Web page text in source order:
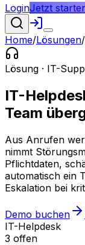
LoginJetzt
Home/Lösungen/
Lösung · IT-
IT-
Team
Aus Anrufen
nimmt
Pflichtdaten,
automatisch ein
Eskalation bei
Demo buchen
IT-Helpdesk
3 offen